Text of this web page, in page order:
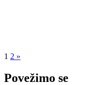
1 2 »
Povežimo se